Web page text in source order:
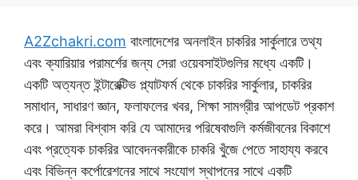
A2Zchakri.com বাংলাদেশের অনলাইন চাকরির সার্কুলারে তথ্য
এবং ক্যারিয়ার পরামর্শের জন্য সেরা ওয়েবসাইটগুলির মধ্যে একটি।
একটি অত্যন্ত ইন্টারেক্টিভ প্ল্যাটফর্ম থেকে চাকরির সার্কুলার, চাকরির
সমাধান, সাধারণ জ্ঞান, ফলাফলের খবর, শিক্ষা সামগ্রীর আপডেট প্রকাশ
করে। আমরা বিশ্বাস করি যে আমাদের পরিষেবাগুলি কর্মজীবনের বিকাশে
এবং প্রত্যেক চাকরির আবেদনকারীকে চাকরি খুঁজে পেতে সাহায্য করবে
এবং বিভিন্ন কর্পোরেশনের সাথে সংযোগ স্থাপনের সাথে একটি